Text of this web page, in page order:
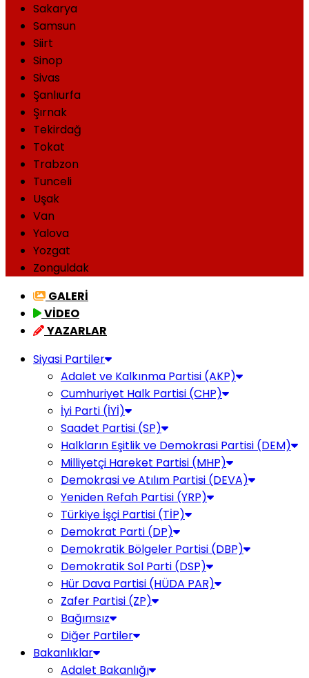
Sakarya
Samsun
Siirt
Sinop
Sivas
Şanlıurfa
Şırnak
Tekirdağ
Tokat
Trabzon
Tunceli
Uşak
Van
Yalova
Yozgat
Zonguldak
GALERİ
VİDEO
YAZARLAR
Siyasi Partiler
Adalet ve Kalkınma Partisi (AKP)
Cumhuriyet Halk Partisi (CHP)
İyi Parti (İYİ)
Saadet Partisi (SP)
Halkların Eşitlik ve Demokrasi Partisi (DEM)
Milliyetçi Hareket Partisi (MHP)
Demokrasi ve Atılım Partisi (DEVA)
Yeniden Refah Partisi (YRP)
Türkiye İşçi Partisi (TİP)
Demokrat Parti (DP)
Demokratik Bölgeler Partisi (DBP)
Demokratik Sol Parti (DSP)
Hür Dava Partisi (HÜDA PAR)
Zafer Partisi (ZP)
Bağımsız
Diğer Partiler
Bakanlıklar
Adalet Bakanlığı